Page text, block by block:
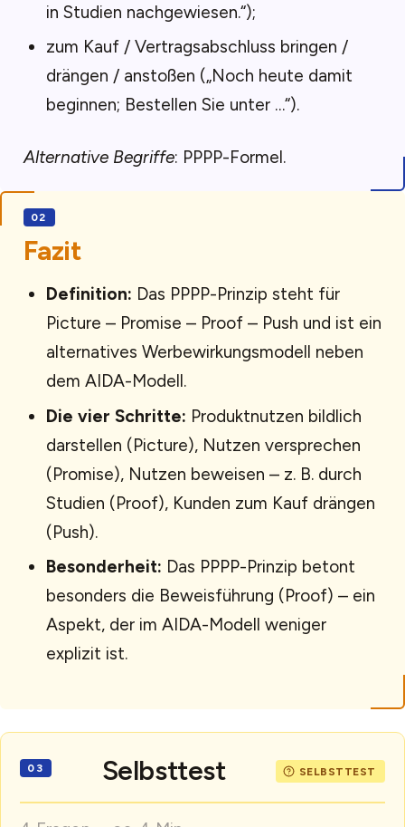
in Studien nachgewiesen.“);
zum Kauf / Vertragsabschluss bringen /
drängen / anstoßen („Noch heute damit
beginnen; Bestellen Sie unter …“).
Alternative Begriffe: PPPP-Formel.
Fazit
Definition: Das PPPP-Prinzip steht für
Picture – Promise – Proof – Push und ist ein
alternatives Werbewirkungsmodell neben
dem AIDA-Modell.
Die vier Schritte: Produktnutzen bildlich
darstellen (Picture), Nutzen versprechen
(Promise), Nutzen beweisen – z. B. durch
Studien (Proof), Kunden zum Kauf drängen
(Push).
Besonderheit: Das PPPP-Prinzip betont
besonders die Beweisführung (Proof) – ein
Aspekt, der im AIDA-Modell weniger
explizit ist.
Selbsttest